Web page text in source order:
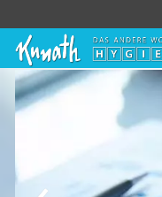
Leistungen
Serviceleistungen